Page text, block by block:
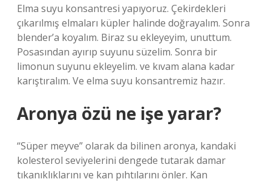
Elma suyu konsantresi yapıyoruz. Çekirdekleri
çıkarılmış elmaları küpler halinde doğrayalım. Sonra
blender’a koyalım. Biraz su ekleyeyim, unuttum.
Posasından ayırıp suyunu süzelim. Sonra bir
limonun suyunu ekleyelim. ve kıvam alana kadar
karıştıralım. Ve elma suyu konsantremiz hazır.
Aronya özü ne işe yarar?
“Süper meyve” olarak da bilinen aronya, kandaki
kolesterol seviyelerini dengede tutarak damar
tıkanıklıklarını ve kan pıhtılarını önler. Kan